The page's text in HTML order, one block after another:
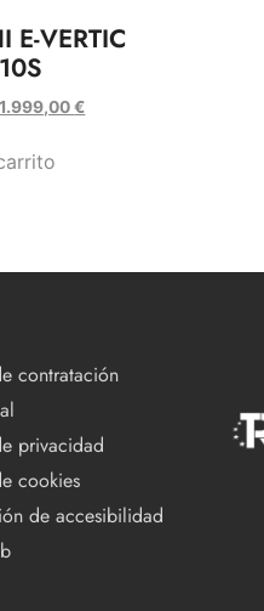
E-VERTIC
1.999,00€
contratación
privacidad
cookies
de accesibilidad